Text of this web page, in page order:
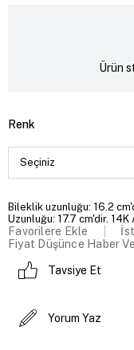
Ürün
Renk
Bileklik uzunluğu: 16.2
Uzunluğu: 17.7 cm'dir. 14K
Favorilere Ekle
Fiyat Düşünce Haber
Tavsiye Et
Yorum Yaz